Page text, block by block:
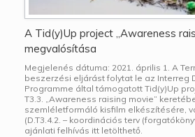
A Tid(y)Up project „Awareness
megvalósítása
Megjelenés dátuma: 2021. április 1. A
beszerzési eljárást folytat le az Interreg
Programme által támogatott Tid(y)Up
T3.3. „Awareness raising movie”
szemléletformáló kisfilm elkészítésére,
(D.T3.4.2. – koordinációs terv
ajánlati felhívás itt letölthető.